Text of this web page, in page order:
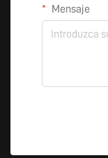
Mensaje